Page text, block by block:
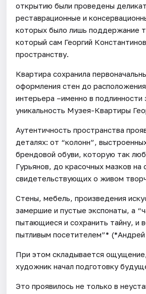
открытию были проведены
реставрационные и
которых было лишь поддержание
который сам Георгий
пространству.
Квартира сохранила
оформления стен до
интерьера –именно в подлинности
уникальность Музея-Квартиры
Аутентичность пространства
деталях: от “колонн”,
брендовой обуви, которую так
Гурьянов, до красочных мазков на
свидетельствующих о живом
Стены, мебель, произведения
замершие и пустые экспонаты, а
пытающиеся и сохранить тайну, и
пытливым посетителем”*
При этом складывается
художник начал подготовку
Это проявилось не только в